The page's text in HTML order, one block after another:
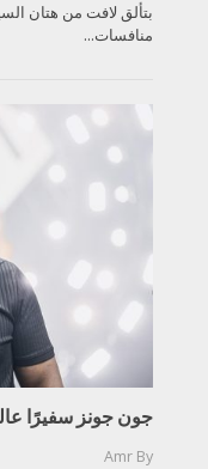
بتألق لافت من هتان
منافسات...
جون جونز سفيرًا
By
Amr